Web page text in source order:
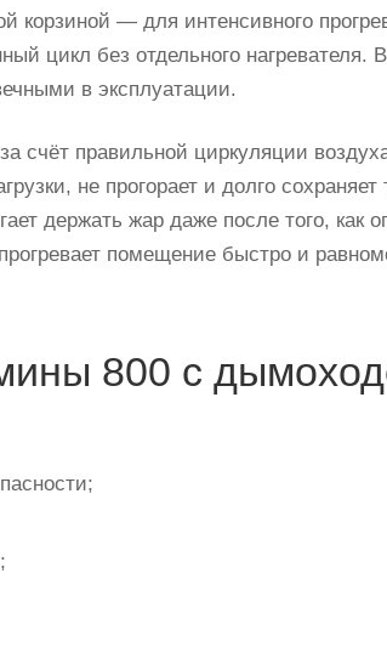
корзиной — для интенсивного
цикл без отдельного нагревателя.
в эксплуатации.
правильной циркуляции
не прогорает и долго
держать жар даже после того, как
помещение быстро и
800 с